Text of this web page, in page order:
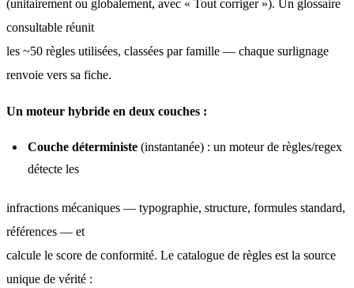
(unitairement ou globalement, avec « Tout corriger »). Un glossaire
consultable réunit
les ~50 règles utilisées, classées par famille — chaque surlignage
renvoie vers sa fiche.
Un moteur hybride en deux couches :
Couche déterministe (instantanée) : un moteur de règles/regex
détecte les
infractions mécaniques — typographie, structure, formules standard,
références — et
calcule le score de conformité. Le catalogue de règles est la source
unique de vérité :